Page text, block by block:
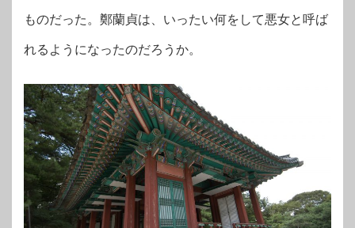
ものだった。鄭蘭貞は、いったい何をして悪女と呼ば
れるようになったのだろうか。